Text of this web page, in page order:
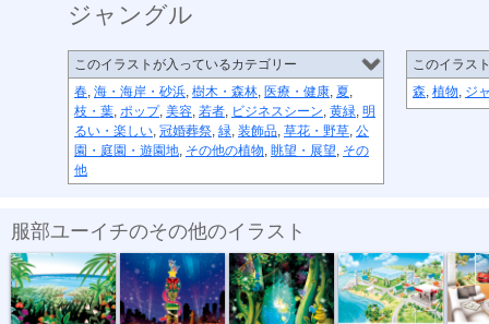
ジャングル
このイラストが入っているカテゴリー
春, 海・海岸・砂浜, 樹木・森林, 医療・健康, 夏,
枝・葉, ポップ, 美容, 若者, ビジネスシーン, 黄緑, 明
るい・楽しい, 冠婚葬祭, 緑, 装飾品, 草花・野草, 公
園・庭園・遊園地, その他の植物, 眺望・展望, その
他
このイラス
森, 植物, ジ
服部ユーイチのその他のイラスト
ジャングル special night 誕生